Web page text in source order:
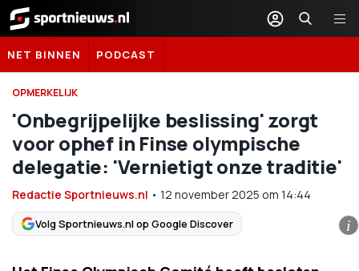
Sportnieuws.nl
NET BINNEN PODCAST
OPMERKELIJK
'Onbegrijpelijke beslissing' zorgt
voor ophef in Finse olympische
delegatie: 'Vernietigt onze traditie'
Redactie Sportnieuws.nl • 12 november 2025 om 14:44
Volg Sportnieuws.nl op Google Discover i